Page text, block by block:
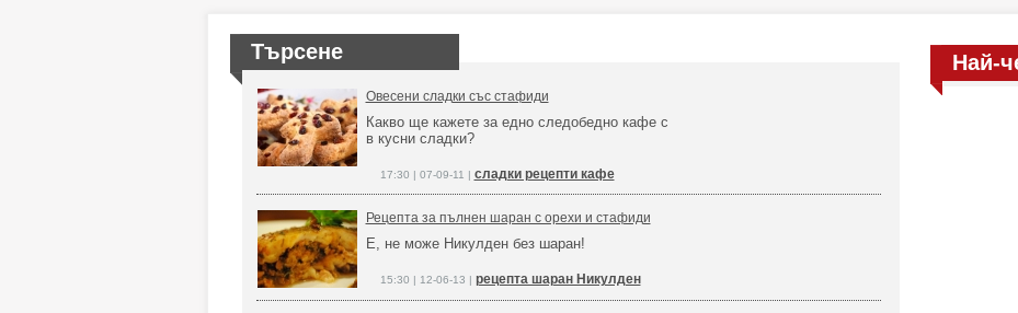
Търсене
Овесени сладки със стафиди
Какво ще кажете за едно следобедно кафе с
в кусни сладки?
17:30 | 07-09-11 | сладки рецепти кафе
Рецепта за пълнен шаран с орехи и стафиди
Е, не може Никулден без шаран!
15:30 | 12-06-13 | рецепта шаран Никулден
Най-